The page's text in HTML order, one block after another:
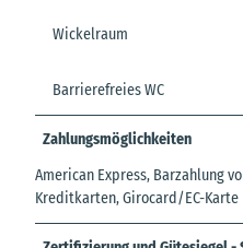
Wickelraum
Barrierefreies WC
Zahlungsmöglichkeiten
American Express, Barzahlung
Kreditkarten, Girocard/EC-Karte